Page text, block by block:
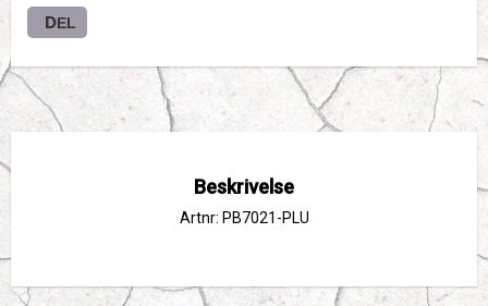
DEL
Beskrivelse
Artnr: PB7021-PLU